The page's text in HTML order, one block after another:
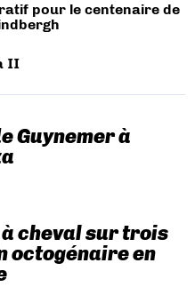
pour le centenaire de
II
Guynemer à
cheval sur trois
octogénaire en